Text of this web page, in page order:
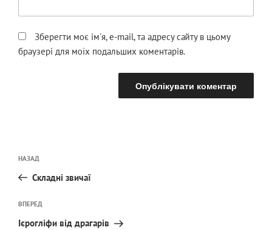
Зберегти моє ім'я, e-mail, та адресу сайту в цьому
браузері для моїх подальших коментарів.
записів
Попередній
запис:
НАЗАД
Складні звичаї
Наступний
запис
ВПЕРЕД
Ієрогліфи від драгарів